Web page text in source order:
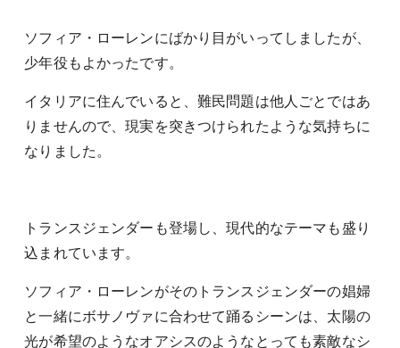
ソフィア・ローレンにばかり目がいってしましたが、
少年役もよかったです。
イタリアに住んでいると、難民問題は他人ごとではあ
りませんので、現実を突きつけられたような気持ちに
なりました。
トランスジェンダーも登場し、現代的なテーマも盛り
込まれています。
ソフィア・ローレンがそのトランスジェンダーの娼婦
と一緒にボサノヴァに合わせて踊るシーンは、太陽の
光が希望のようなオアシスのようなとっても素敵なシ